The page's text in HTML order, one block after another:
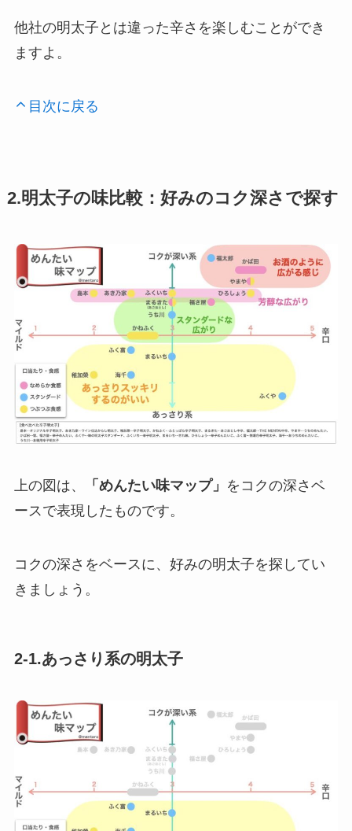
他社の明太子とは違った辛さを楽しむことができ
ますよ。
目次に戻る
2.明太子の味比較：好みのコク深さで探す
上の図は、 「めんたい味マップ」 を コクの深さベ
ースで表現したものです。
コクの深さをベースに、好みの明太子を探してい
きましょう。
2-1.あっさり系の明太子